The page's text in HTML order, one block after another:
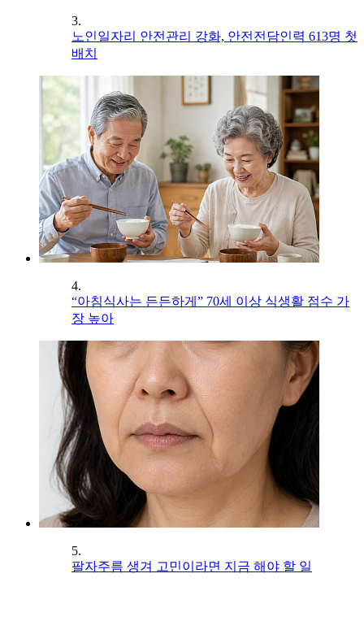
3.
노인일자리 안전관리 강화, 안전전담인력 613명 첫
배치
4.
“아침식사는 든든하게” 70세 이상 식생활 점수 가
장 높아
5.
팔자주름 생겨 고민이라면 지금 해야 할 일